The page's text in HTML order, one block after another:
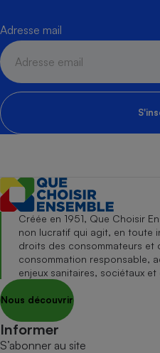
Adresse mail
Créée en 1951, Que Choisir
non lucratif qui agit, en toute
droits des consommateurs et
consommation responsable,
enjeux sanitaires, sociétaux et
Nous découvrir
Informer
S’abonner au site